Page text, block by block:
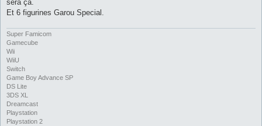
a
g
sera ça.
Et 6 figurines Garou Special.
Super Famicom
Gamecube
Wii
WiiU
Switch
Game Boy Advance SP
DS Lite
3DS XL
Dreamcast
Playstation
Playstation 2